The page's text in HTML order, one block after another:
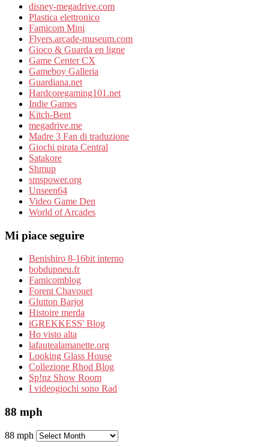
disney-megadrive.com
Plastica elettronico
Famicom Mini
Flyers.arcade-museum.com
Gioco & Guarda en ligne
Game Center CX
Gameboy Galleria
Guardiana.net
Hardcoregaming101.net
Indie Games
Kitch-Bent
megadrive.me
Madre 3 Fan di traduzione
Giochi pirata Central
Satakore
Shmup
smspower.org
Unseen64
Video Game Den
World of Arcades
Mi piace seguire
Benishiro 8-16bit interno
bobdupneu.fr
Famicomblog
Forent Chavouet
Glutton Barjot
Histoire merda
iGREKKESS' Blog
Ho visto alta
lafautealamanette.org
Looking Glass House
Collezione Rhod Blog
Sp!nz Show Room
I videogiochi sono Rad
88 mph
88 mph